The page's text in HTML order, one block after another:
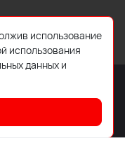
наIDIGI
использование
использования
данных и